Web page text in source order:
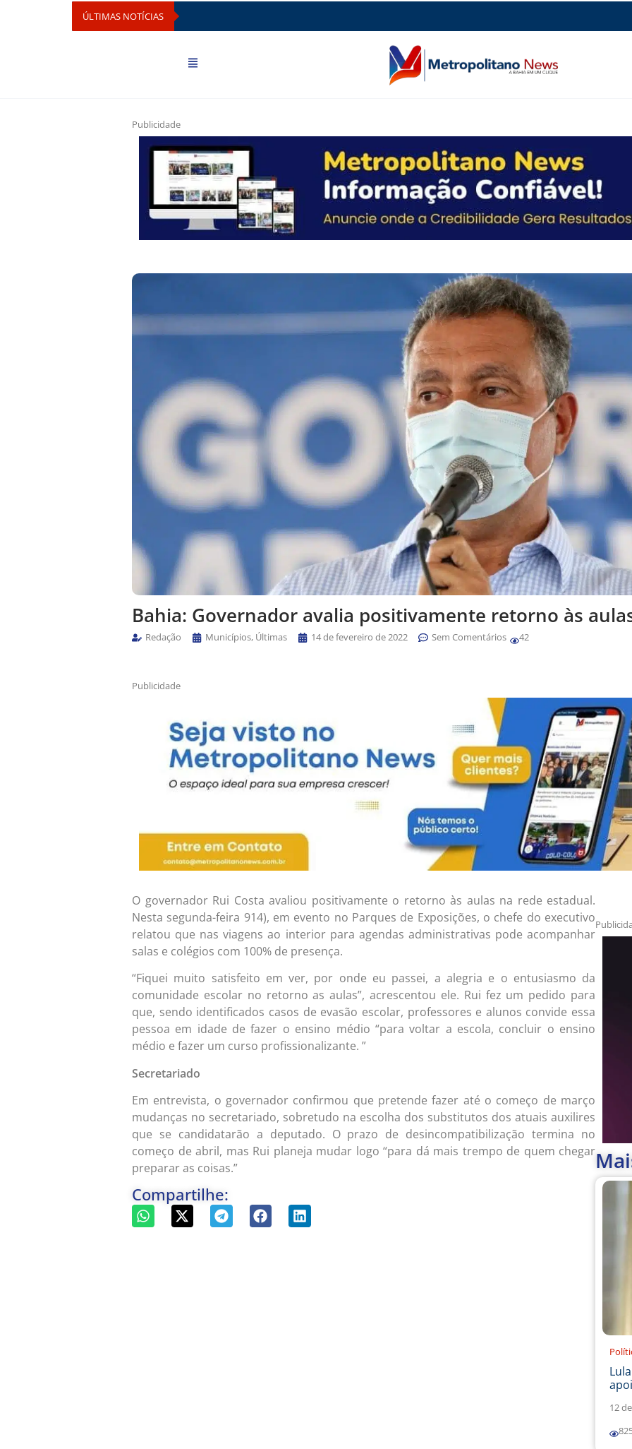
ÚLTIMAS NOTÍCIAS
Publicidade
Bahia: Governador avalia positivamente retorno às
Redação Municípios, Últimas 14 de fevereiro de 2022 Sem Comentários 42
Publicidade
O governador Rui Costa avaliou positivamente o retorno às aulas na rede estadual.
Nesta segunda-feira 914), em evento no Parques de Exposições, o chefe do executivo
relatou que nas viagens ao interior para agendas administrativas pode acompanhar
salas e colégios com 100% de presença.
“Fiquei muito satisfeito em ver, por onde eu passei, a alegria e o entusiasmo da
comunidade escolar no retorno as aulas”, acrescentou ele. Rui fez um pedido para
que, sendo identificados casos de evasão escolar, professores e alunos convide essa
pessoa em idade de fazer o ensino médio “para voltar a escola, concluir o ensino
médio e fazer um curso profissionalizante. ”
Secretariado
Em entrevista, o governador confirmou que pretende fazer até o começo de março
mudanças no secretariado, sobretudo na escolha dos substitutos dos atuais auxilires
que se candidatarão a deputado. O prazo de desincompatibilização termina no
começo de abril, mas Rui planeja mudar logo “para dá mais trempo de quem chegar
preparar as coisas.”
Compartilhe:
12